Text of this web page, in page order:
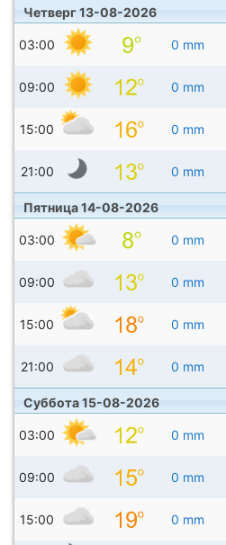
Четверг 13-08-2026
03:00 0 mm
09:00 0 mm
15:00 0 mm
21:00 0 mm
Пятница 14-08-2026
03:00 0 mm
09:00 0 mm
15:00 0 mm
21:00 0 mm
Суббота 15-08-2026
03:00 0 mm
09:00 0 mm
15:00 0 mm